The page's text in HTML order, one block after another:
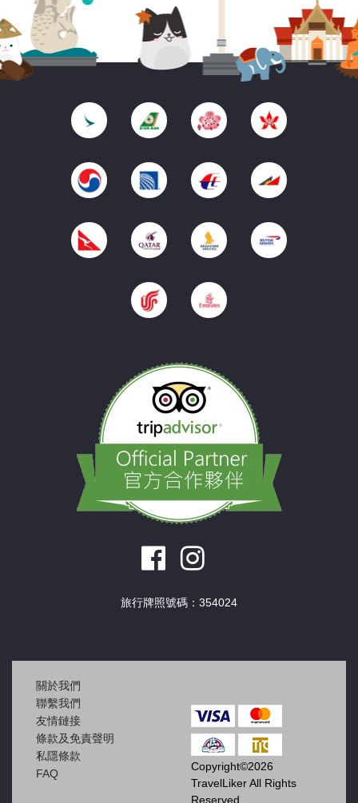
旅行牌照號碼：354024
關於我們
聯繫我們
友情鏈接
條款及免責聲明
私隱條款
FAQ
Copyright©2026
TravelLiker All Rights
Reserved.